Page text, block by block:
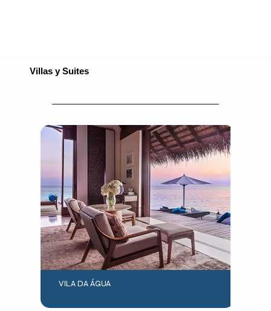
Villas y Suites
VILA DA ÁGUA